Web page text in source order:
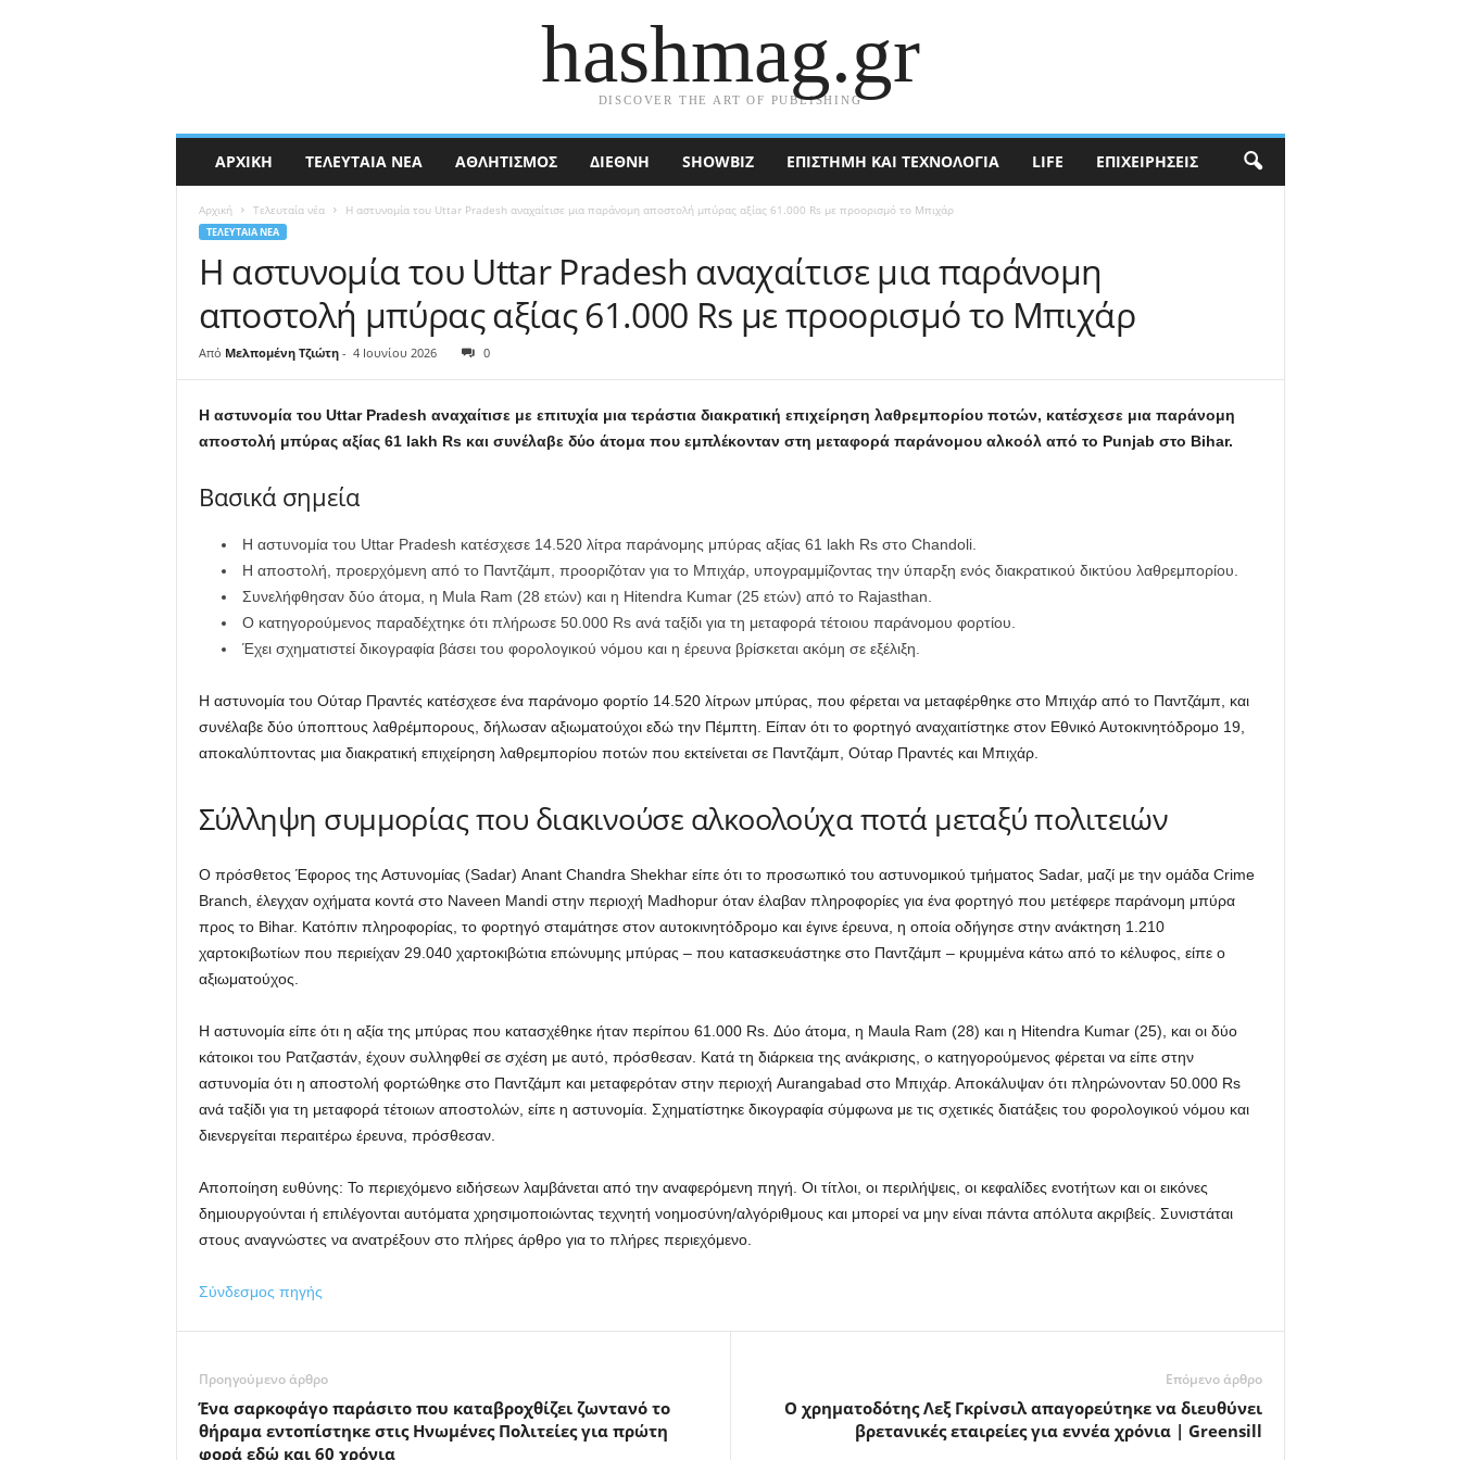
hashmag.gr
DISCOVER THE ART OF PUBLISHING
ΑΡΧΙΚΉ ΤΕΛΕΥΤΑΊΑ ΝΈΑ ΑΘΛΗΤΙΣΜΟΣ ΔΙΕΘΝΉ SHOWBIZ ΕΠΙΣΤΉΜΗ ΚΑΙ ΤΕΧΝΟΛΟΓΊΑ LIFE ΕΠΙΧΕΙΡΉΣΕΙΣ
Αρχική Τελευταία νέα Η αστυνομία του Uttar Pradesh αναχαίτισε μια παράνομη αποστολή μπύρας αξίας 61.000 Rs με προορισμό το Μπιχάρ
ΤΕΛΕΥΤΑΊΑ ΝΈΑ
Η αστυνομία του Uttar Pradesh αναχαίτισε μια παράνομη
αποστολή μπύρας αξίας 61.000 Rs με προορισμό το Μπιχάρ
Από Μελπομένη Τζιώτη - 4 Ιουνίου 2026 0
Η αστυνομία του Uttar Pradesh αναχαίτισε με επιτυχία μια τεράστια διακρατική επιχείρηση λαθρεμπορίου ποτών, κατέσχεσε μια παράνομη
αποστολή μπύρας αξίας 61 lakh Rs και συνέλαβε δύο άτομα που εμπλέκονταν στη μεταφορά παράνομου αλκοόλ από το Punjab στο Bihar.
Βασικά σημεία
Η αστυνομία του Uttar Pradesh κατέσχεσε 14.520 λίτρα παράνομης μπύρας αξίας 61 lakh Rs στο Chandoli.
Η αποστολή, προερχόμενη από το Παντζάμπ, προοριζόταν για το Μπιχάρ, υπογραμμίζοντας την ύπαρξη ενός διακρατικού δικτύου λαθρεμπορίου.
Συνελήφθησαν δύο άτομα, η Mula Ram (28 ετών) και η Hitendra Kumar (25 ετών) από το Rajasthan.
Ο κατηγορούμενος παραδέχτηκε ότι πλήρωσε 50.000 Rs ανά ταξίδι για τη μεταφορά τέτοιου παράνομου φορτίου.
Έχει σχηματιστεί δικογραφία βάσει του φορολογικού νόμου και η έρευνα βρίσκεται ακόμη σε εξέλιξη.
Η αστυνομία του Ούταρ Πραντές κατέσχεσε ένα παράνομο φορτίο 14.520 λίτρων μπύρας, που φέρεται να μεταφέρθηκε στο Μπιχάρ από το Παντζάμπ, και
συνέλαβε δύο ύποπτους λαθρέμπορους, δήλωσαν αξιωματούχοι εδώ την Πέμπτη. Είπαν ότι το φορτηγό αναχαιτίστηκε στον Εθνικό Αυτοκινητόδρομο 19,
αποκαλύπτοντας μια διακρατική επιχείρηση λαθρεμπορίου ποτών που εκτείνεται σε Παντζάμπ, Ούταρ Πραντές και Μπιχάρ.
Σύλληψη συμμορίας που διακινούσε αλκοολούχα ποτά μεταξύ πολιτειών
Ο πρόσθετος Έφορος της Αστυνομίας (Sadar) Anant Chandra Shekhar είπε ότι το προσωπικό του αστυνομικού τμήματος Sadar, μαζί με την ομάδα Crime
Branch, έλεγχαν οχήματα κοντά στο Naveen Mandi στην περιοχή Madhopur όταν έλαβαν πληροφορίες για ένα φορτηγό που μετέφερε παράνομη μπύρα
προς το Bihar. Κατόπιν πληροφορίας, το φορτηγό σταμάτησε στον αυτοκινητόδρομο και έγινε έρευνα, η οποία οδήγησε στην ανάκτηση 1.210
χαρτοκιβωτίων που περιείχαν 29.040 χαρτοκιβώτια επώνυμης μπύρας – που κατασκευάστηκε στο Παντζάμπ – κρυμμένα κάτω από το κέλυφος, είπε ο
αξιωματούχος.
Η αστυνομία είπε ότι η αξία της μπύρας που κατασχέθηκε ήταν περίπου 61.000 Rs. Δύο άτομα, η Maula Ram (28) και η Hitendra Kumar (25), και οι δύο
κάτοικοι του Ρατζαστάν, έχουν συλληφθεί σε σχέση με αυτό, πρόσθεσαν. Κατά τη διάρκεια της ανάκρισης, ο κατηγορούμενος φέρεται να είπε στην
αστυνομία ότι η αποστολή φορτώθηκε στο Παντζάμπ και μεταφερόταν στην περιοχή Aurangabad στο Μπιχάρ. Αποκάλυψαν ότι πληρώνονταν 50.000 Rs
ανά ταξίδι για τη μεταφορά τέτοιων αποστολών, είπε η αστυνομία. Σχηματίστηκε δικογραφία σύμφωνα με τις σχετικές διατάξεις του φορολογικού νόμου και
διενεργείται περαιτέρω έρευνα, πρόσθεσαν.
Αποποίηση ευθύνης: Το περιεχόμενο ειδήσεων λαμβάνεται από την αναφερόμενη πηγή. Οι τίτλοι, οι περιλήψεις, οι κεφαλίδες ενοτήτων και οι εικόνες
δημιουργούνται ή επιλέγονται αυτόματα χρησιμοποιώντας τεχνητή νοημοσύνη/αλγόριθμους και μπορεί να μην είναι πάντα απόλυτα ακριβείς. Συνιστάται
στους αναγνώστες να ανατρέξουν στο πλήρες άρθρο για το πλήρες περιεχόμενο.
Σύνδεσμος πηγής
Προηγούμενο άρθρο
Ένα σαρκοφάγο παράσιτο που καταβροχθίζει ζωντανό το
θήραμα εντοπίστηκε στις Ηνωμένες Πολιτείες για πρώτη
φορά εδώ και 60 χρόνια
Επόμενο άρθρο
Ο χρηματοδότης Λεξ Γκρίνσιλ απαγορεύτηκε να διευθύνει
βρετανικές εταιρείες για εννέα χρόνια | Greensill